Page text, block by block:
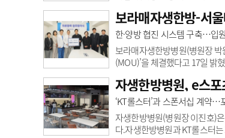
한의사회 등 한의계 직역대표
주체로서 참여 ▲국민의 건강증
국민보건 향상·국가 보건의료
보라매자생한방-서
한·양방 협진 시스템 구축…입
보라매자생한방병원(병원장 박
(MOU)’을 체결했다고 17일 밝
경우 의뢰를 통해 협력병원에서
등 다양한 근골격계 클리닉을
장은 “앞으로도 환자 편의를
자생한방병원, e스
‘KT롤스터’과 스폰서십 계약…
자생한방병원(병원장 이진호)
다.자생한방병원과 KT롤스터는